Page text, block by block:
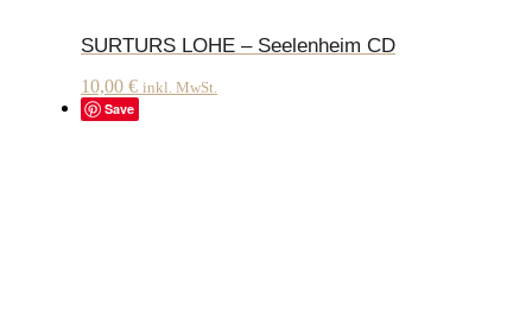
SURTURS LOHE – Seelenheim CD
10,00 € inkl. MwSt.
Save